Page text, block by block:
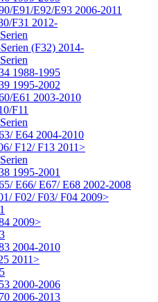
E91/E92/E93 2006-2011
F31 2012-
(F32) 2014-
1988-1995
1995-2002
E61 2003-2010
F11
E64 2004-2010
F12/ F13 2011>
1995-2001
E66/ E67/ E68 2002-2008
F02/ F03/ F04 2009>
2009>
2004-2010
2011>
2000-2006
2006-2013